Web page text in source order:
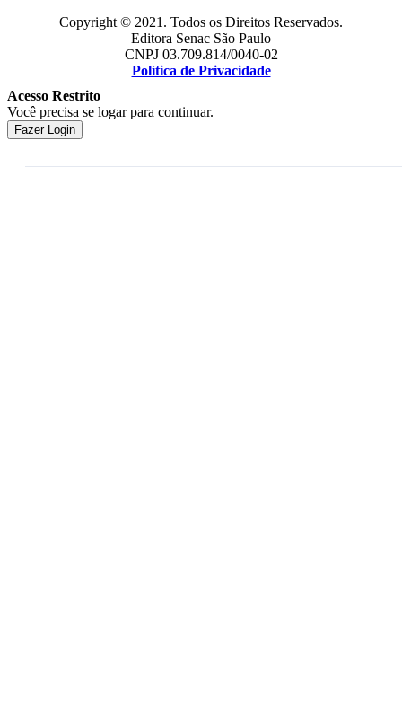
Copyright © 2021. Todos os Direitos Reservados.
Editora Senac São Paulo
CNPJ 03.709.814/0040-02
Política de Privacidade
Acesso Restrito
Você precisa se logar para continuar.
Fazer Login